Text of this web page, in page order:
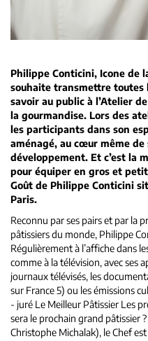
Philippe Conticini, Icone de
souhaite transmettre toutes
savoir au public à l’Atelier
la gourmandise. Lors des
les participants dans son
aménagé, au cœur même
développement. Et c’est la
pour équiper en gros et
Goût de Philippe Conticini
Paris.
Reconnu par ses pairs et par la
pâtissiers du monde, Philippe
Régulièrement à l’affiche dans
comme à la télévision, avec ses
journaux télévisés, les
sur France 5) ou les émissions
- juré Le Meilleur Pâtissier Les
sera le prochain grand pâtissier
Christophe Michalak), le Chef